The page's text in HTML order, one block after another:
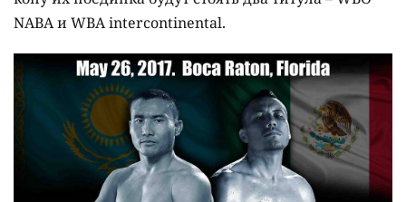
NABA и WBA intercontinental.